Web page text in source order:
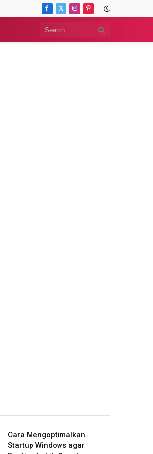
Facebook
X
Instagram
Pinterest
Cara Mengoptimalkan
Startup Windows agar